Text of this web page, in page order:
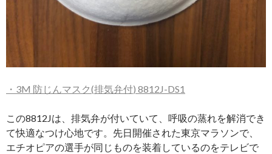
・ 3M 防じんマスク(排気弁付) 8812J-DS1
この8812Jは、排気弁が付いていて、呼吸の蒸れを解消でき
て快適なつけ心地です。先日開催された東京マラソンで、
エチオピアの選手が同じものを装着しているのをテレビで